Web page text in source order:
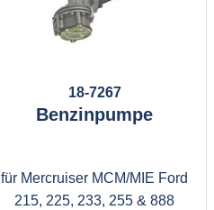
18-7267
Benzinpumpe
für Mercruiser MCM/MIE Ford
215, 225, 233, 255 & 888